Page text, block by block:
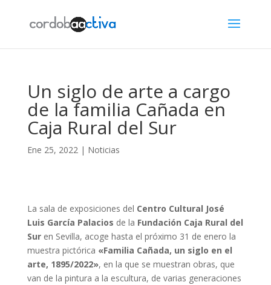
Un siglo de arte a cargo
de la familia Cañada en
Caja Rural del Sur
Ene 25, 2022| Noticias
La sala de exposiciones del Centro Cultural José
Luis García Palacios de la Fundación Caja Rural del
Suren Sevilla, acoge hasta el próximo 31 de enero la
muestra pictórica «Familia Cañada, un siglo en el
arte, 1895/2022», en la que se muestran obras, que
van de la pintura a la escultura, de varias generaciones